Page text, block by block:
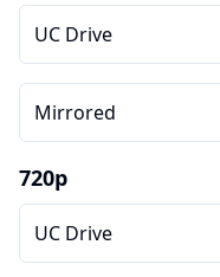
UC Drive
Mirrored
720p
UC Drive